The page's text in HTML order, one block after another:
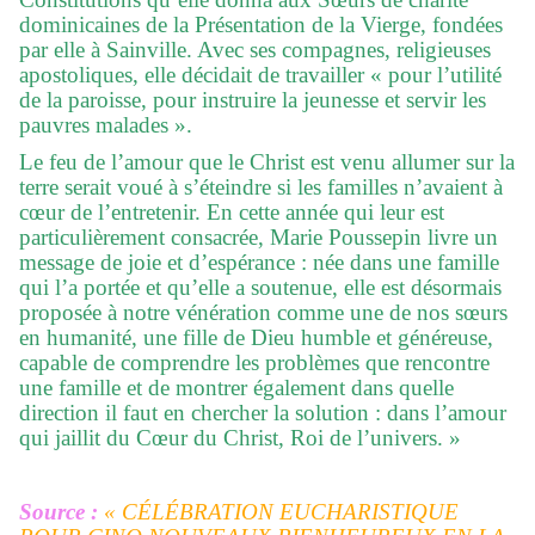
dominicaines de la Présentation de la Vierge, fondées
par elle à Sainville. Avec ses compagnes, religieuses
apostoliques, elle décidait de travailler « pour l’utilité
de la paroisse, pour instruire la jeunesse et servir les
pauvres malades ».
Le feu de l’amour que le Christ est venu allumer sur la
terre serait voué à s’éteindre si les familles n’avaient à
cœur de l’entretenir. En cette année qui leur est
particulièrement consacrée, Marie Poussepin livre un
message de joie et d’espérance : née dans une famille
qui l’a portée et qu’elle a soutenue, elle est désormais
proposée à notre vénération comme une de nos sœurs
en humanité, une fille de Dieu humble et généreuse,
capable de comprendre les problèmes que rencontre
une famille et de montrer également dans quelle
direction il faut en chercher la solution : dans l’amour
qui jaillit du Cœur du Christ, Roi de l’univers. »
Source : « CÉLÉBRATION EUCHARISTIQUE